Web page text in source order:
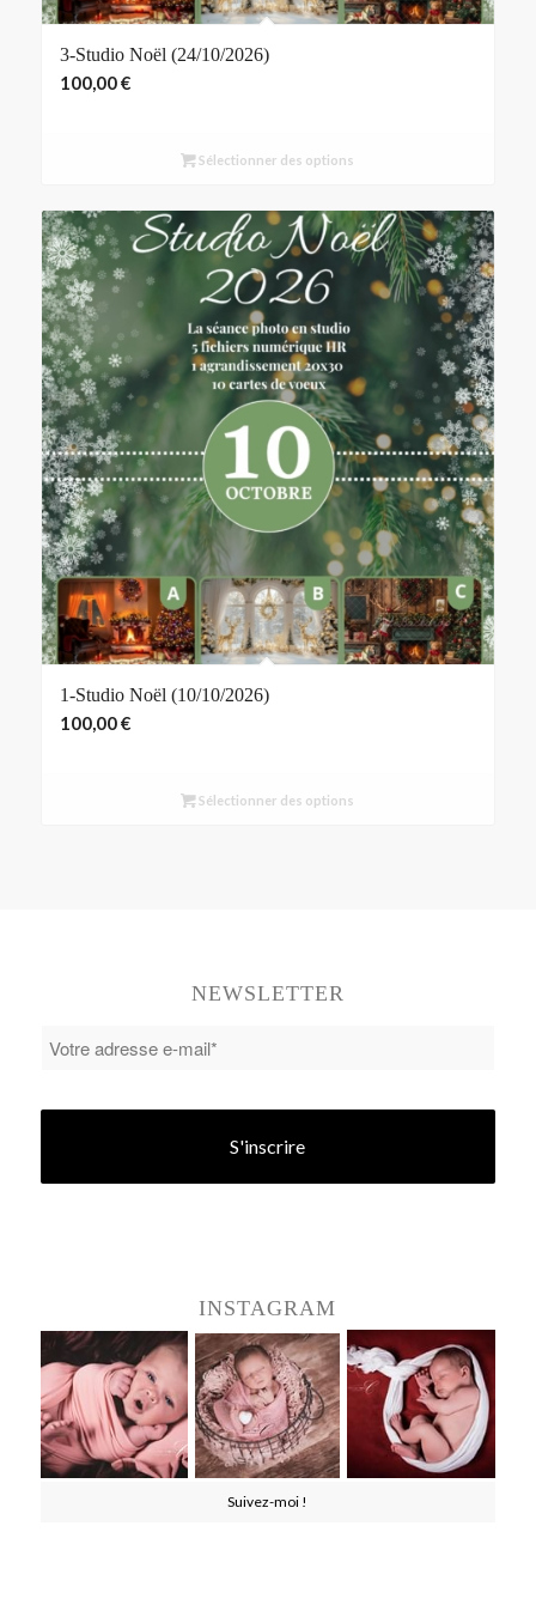
3-Studio Noël (24/10/2026)
100,00€
Sélectionner des options
1-Studio Noël (10/10/2026)
100,00€
Sélectionner des options
NEWSLETTER
INSTAGRAM
Suivez-moi !